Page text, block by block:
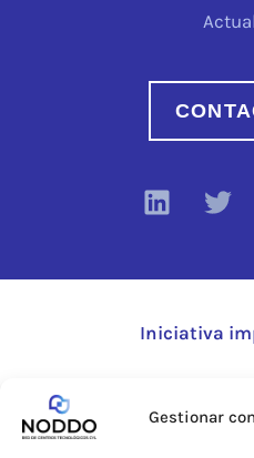
Gestionar
Iniciativa